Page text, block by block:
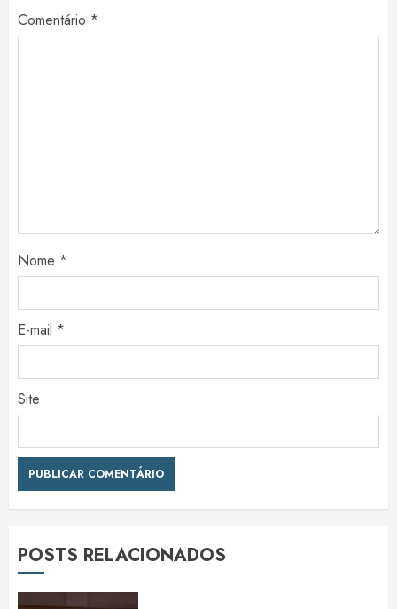
Comentário *
Nome *
E-mail *
Site
POSTS RELACIONADOS